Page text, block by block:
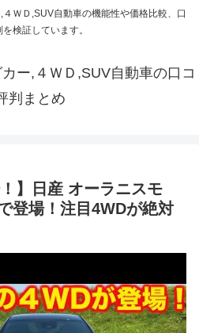
ＷＤ,SUV自動車の機能性や価格比較、口
検証しています。
ー,４ＷＤ,SUV自動車の口コ
判まとめ
】日産 オーラニスモ
登場！注目4WDが絶対